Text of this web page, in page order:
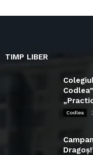
TIMP LIBER
Codlea